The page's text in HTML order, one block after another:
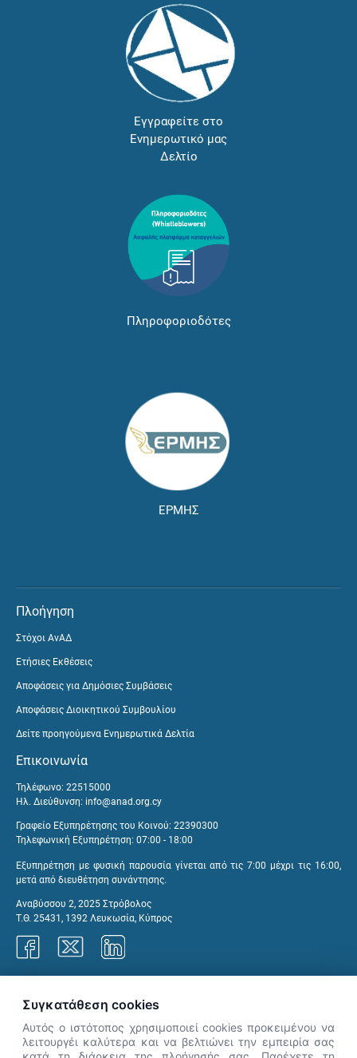
Εγγραφείτε στο
Ενημερωτικό μας
Δελτίο
Πληροφοριοδότες
ΕΡΜΗΣ
Πλοήγηση
Στόχοι ΑνΑΔ
Ετήσιες Εκθέσεις
Αποφάσεις για Δημόσιες Συμβάσεις
Αποφάσεις Διοικητικού Συμβουλίου
Δείτε προηγούμενα Ενημερωτικά Δελτία
Επικοινωνία
Τηλέφωνο: 22515000
Ηλ. Διεύθυνση: info@anad.org.cy
Γραφείο Εξυπηρέτησης του Κοινού: 22390300
Τηλεφωνική Εξυπηρέτηση: 07:00 - 18:00
Εξυπηρέτηση με φυσική παρουσία γίνεται από τις 7:00 μέχρι τις 16:00,
μετά από διευθέτηση συνάντησης.
Αναβύσσου 2, 2025 Στρόβολος
Τ.Θ. 25431, 1392 Λευκωσία, Κύπρος
Συγκατάθεση cookies
Αυτός ο ιστότοπος χρησιμοποιεί cookies προκειμένου να
λειτουργέι καλύτερα και να βελτιώνει την εμπειρία σας